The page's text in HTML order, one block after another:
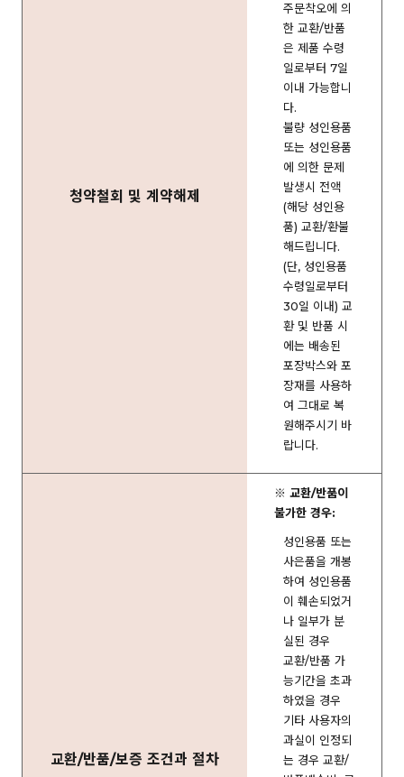
청약철회 및 계약해제
주문착오에 의
한 교환/반품
은 제품 수령
일로부터 7일
이내 가능합니
다.
불량 성인용품
또는 성인용품
에 의한 문제
발생시 전액
(해당 성인용
품) 교환/환불
해드립니다.
(단, 성인용품
수령일로부터
30일 이내) 교
환 및 반품 시
에는 배송된
포장박스와 포
장재를 사용하
여 그대로 복
원해주시기 바
랍니다.
교환/반품/보증 조건과 절차
※ 교환/반품이
불가한 경우:
성인용품 또는
사은품을 개봉
하여 성인용품
이 훼손되었거
나 일부가 분
실된 경우
교환/반품 가
능기간을 초과
하였을 경우
기타 사용자의
과실이 인정되
는 경우 교환/